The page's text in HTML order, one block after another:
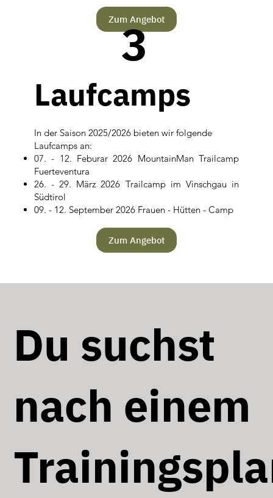
Zum Angebot
3
Laufcamps
In der Saison 2025/2026 bieten wir folgende
Laufcamps an: ​​
07. - 12. Feburar 2026 MountainMan Trailcamp
Fuerteventura
26. - 29. März 2026 Trailcamp im Vinschgau in
Südtirol
09. - 12. September 2026 Frauen - Hütten - Camp
Zum Angebot
Du suchst
nach einem